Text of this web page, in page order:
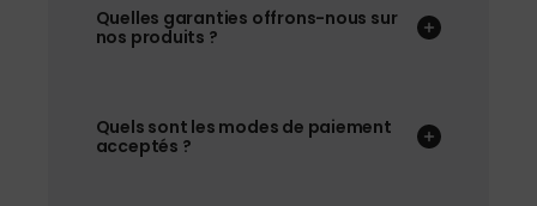
Quelles garanties offrons-nous sur
nos produits ?
Quels sont les modes de paiement
acceptés ?